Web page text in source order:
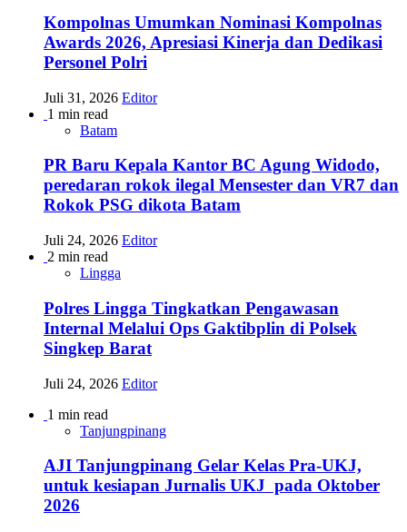
Kompolnas Umumkan Nominasi Kompolnas
Awards 2026, Apresiasi Kinerja dan Dedikasi
Personel Polri
Juli 31, 2026 Editor
1 min read
Batam
PR Baru Kepala Kantor BC Agung Widodo,
peredaran rokok ilegal Mensester dan VR7 dan
Rokok PSG dikota Batam
Juli 24, 2026 Editor
2 min read
Lingga
Polres Lingga Tingkatkan Pengawasan
Internal Melalui Ops Gaktibplin di Polsek
Singkep Barat
Juli 24, 2026 Editor
1 min read
Tanjungpinang
AJI Tanjungpinang Gelar Kelas Pra-UKJ,
untuk kesiapan Jurnalis UKJ pada Oktober
2026